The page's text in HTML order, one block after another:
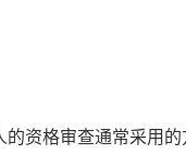
资格审查通常采用